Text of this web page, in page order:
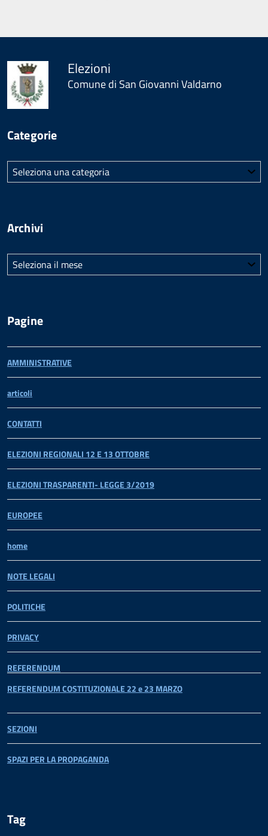
Elezioni
Comune di San Giovanni Valdarno
Categorie
Categorie
Archivi
Archivi
Pagine
AMMINISTRATIVE
articoli
CONTATTI
ELEZIONI REGIONALI 12 E 13 OTTOBRE
ELEZIONI TRASPARENTI- LEGGE 3/2019
EUROPEE
home
NOTE LEGALI
POLITICHE
PRIVACY
REFERENDUM
REFERENDUM COSTITUZIONALE 22 e 23 MARZO
SEZIONI
SPAZI PER LA PROPAGANDA
Tag